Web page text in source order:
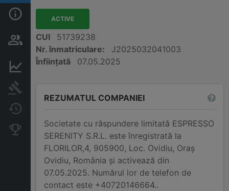
Persoane și structură de
proprietate
Informații financiare
Modificări
Companii concurente
ACTIVE
CUI
51739238
Nr. înmatriculare:
J2025032041003
Înființată
07.05.2025
REZUMATUL COMPANIEI
Societate cu răspundere limitată ESPRESSO
SERENITY S.R.L. este înregistrată la
FLORILOR,4, 905900, Loc. Ovidiu, Oraş
Ovidiu, România și activează din
07.05.2025. Numărul lor de telefon de
contact este +40720146664..